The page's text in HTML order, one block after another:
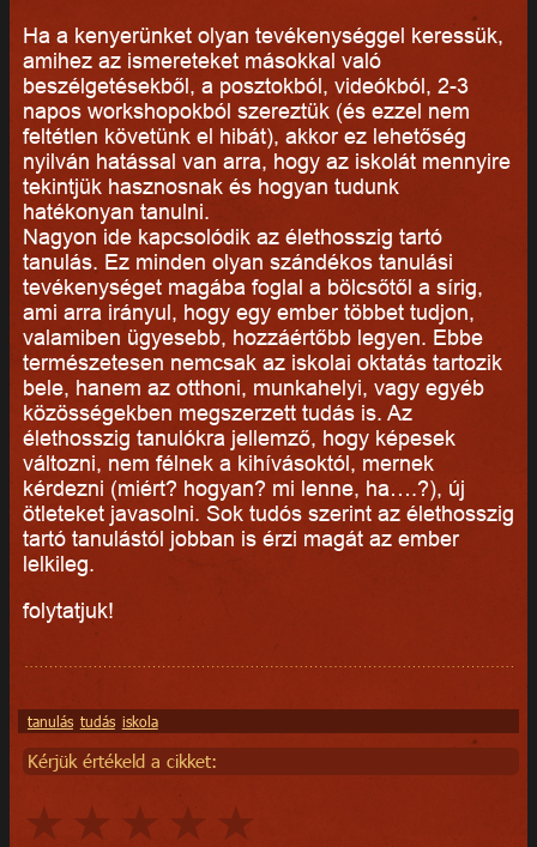
Ha a kenyerünket olyan tevékenységgel keressük,
amihez az ismereteket másokkal való
beszélgetésekből, a posztokból, videókból, 2-3
napos workshopokból szereztük (és ezzel nem
feltétlen követünk el hibát), akkor ez lehetőség
nyilván hatással van arra, hogy az iskolát mennyire
tekintjük hasznosnak és hogyan tudunk
hatékonyan tanulni.
Nagyon ide kapcsolódik az élethosszig tartó
tanulás. Ez minden olyan szándékos tanulási
tevékenységet magába foglal a bölcsőtől a sírig,
ami arra irányul, hogy egy ember többet tudjon,
valamiben ügyesebb, hozzáértőbb legyen. Ebbe
természetesen nemcsak az iskolai oktatás tartozik
bele, hanem az otthoni, munkahelyi, vagy egyéb
közösségekben megszerzett tudás is. Az
élethosszig tanulókra jellemző, hogy képesek
változni, nem félnek a kihívásoktól, mernek
kérdezni (miért? hogyan? mi lenne, ha….?), új
ötleteket javasolni. Sok tudós szerint az élethosszig
tartó tanulástól jobban is érzi magát az ember
lelkileg.
folytatjuk!
tanulás tudás iskola
Kérjük értékeld a cikket: